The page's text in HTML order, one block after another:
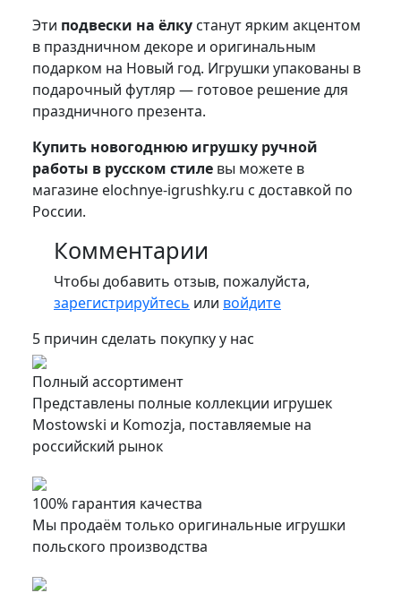
Эти подвески на ёлку станут ярким акцентом
в праздничном декоре и оригинальным
подарком на Новый год. Игрушки упакованы в
подарочный футляр — готовое решение для
праздничного презента.
Купить новогоднюю игрушку ручной
работы в русском стиле вы можете в
магазине elochnye-igrushky.ru с доставкой по
России.
Комментарии
Чтобы добавить отзыв, пожалуйста,
зарегистрируйтесь или войдите
5 причин сделать покупку у нас
Полный ассортимент
Представлены полные коллекции игрушек
Mostowski и Komozja, поставляемые на
российский рынок
100% гарантия качества
Мы продаём только оригинальные игрушки
польского производства